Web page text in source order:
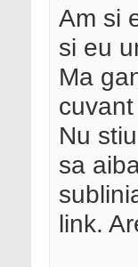
Am si
si eu
Ma
Nu
sa
link.